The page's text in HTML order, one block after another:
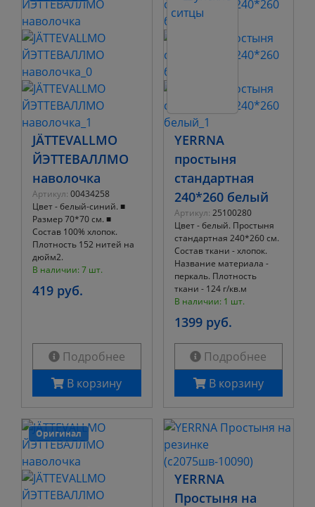
JÄTTEVALLMO
ЙЭТТЕВАЛЛМО
наволочка
Артикул: 00434258
Цвет - белый-синий. ■
Размер 70*70 см. ■
Состав 100% хлопок.
Плотность 152 нитей на
дюйм2.
В наличии: 7 шт.
419 руб.
Подробнее
В корзину
YERRNA
простыня
стандартная
240*260 белый
Артикул: 25100280
Цвет - белый. Простыня
стандартная 240*260 см.
Состав ткани - хлопок.
Название материала -
перкаль. Плотность
ткани - 124 г/кв.м
В наличии: 1 шт.
1399 руб.
Подробнее
В корзину
Оригинал
YERRNA
Простыня на